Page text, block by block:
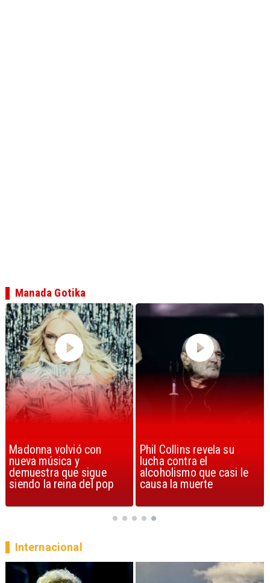
Phil Collins revela su
lucha contra el
alcoholismo que casi le
causa la muerte
U2 lanza nuevo sencillo
con estribillo en español:
Streets of Dreams
Manada Gotika
Internacional